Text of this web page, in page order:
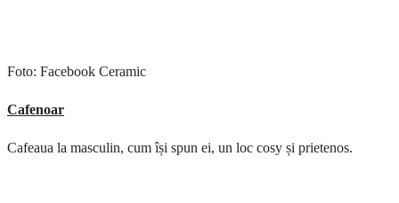
Foto: Facebook Ceramic
Cafenoar
Cafeaua la masculin, cum își spun ei, un loc cosy și prietenos.